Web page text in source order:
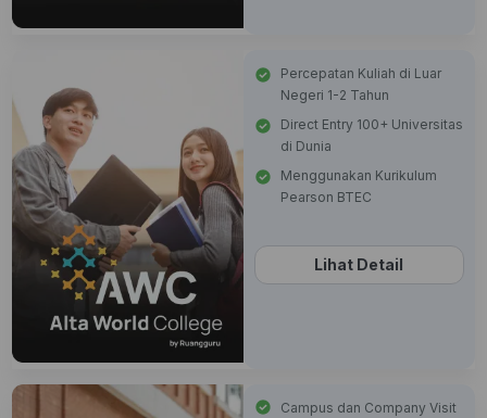
Percepatan Kuliah di Luar
Negeri 1-2 Tahun
Direct Entry 100+ Universitas
di Dunia
Menggunakan Kurikulum
Pearson BTEC
Lihat Detail
Campus dan Company Visit